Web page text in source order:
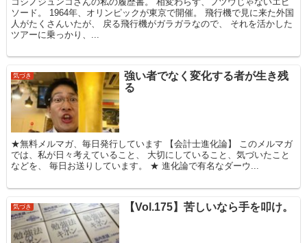
ソード。 1964年、オリンピックが東京で開催。 飛行機で見に来た外国
人がたくさんいたが、 戻る飛行機がガラガラなので、 それを活かした
ツアーに乗っかり、...
気づき
強い者でなく変化する者が生き残
る
★無料メルマガ、毎日発行しています 【会計士進化論】 このメルマガ
では、私が日々考えていること、 大切にしていること、気づいたこと
などを、 毎日お送りしています。 ★ 進化論で有名なダーウ...
気づき 【Vol.175】苦しいなら手を叩け。